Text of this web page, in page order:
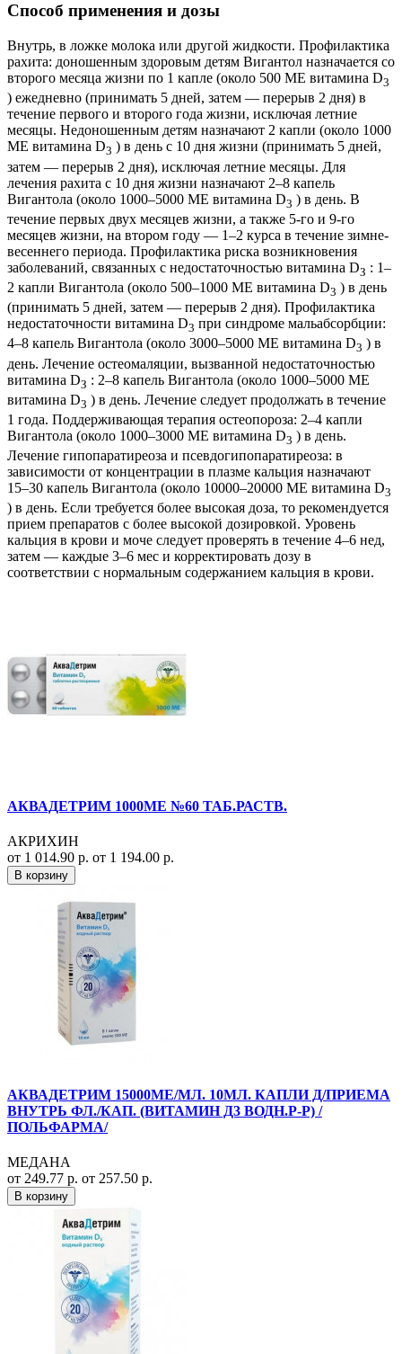
Способ применения и дозы
Внутрь, в ложке молока или другой жидкости. Профилактика
рахита: доношенным здоровым детям Вигантол назначается со
второго месяца жизни по 1 капле (около 500 ME витамина D3
) ежедневно (принимать 5 дней, затем — перерыв 2 дня) в
течение первого и второго года жизни, исключая летние
месяцы. Недоношенным детям назначают 2 капли (около 1000
МЕ витамина D3 ) в день с 10 дня жизни (принимать 5 дней,
затем — перерыв 2 дня), исключая летние месяцы. Для
лечения рахита с 10 дня жизни назначают 2–8 капель
Вигантола (около 1000–5000 ME витамина D3 ) в день. В
течение первых двух месяцев жизни, а также 5-го и 9-го
месяцев жизни, на втором году — 1–2 курса в течение зимне-
весеннего периода. Профилактика риска возникновения
заболеваний, связанных с недостаточностью витамина DЗ : 1–
2 капли Вигантола (около 500–1000 ME витамина D3 ) в день
(принимать 5 дней, затем — перерыв 2 дня). Профилактика
недостаточности витамина D3 при синдроме мальабсорбции:
4–8 капель Вигантола (около 3000–5000 МЕ витамина D3 ) в
день. Лечение остеомаляции, вызванной недостаточностью
витамина DЗ : 2–8 капель Вигантола (около 1000–5000 МЕ
витамина D3 ) в день. Лечение следует продолжать в течение
1 года. Поддерживающая терапия остеопороза: 2–4 капли
Вигантола (около 1000–3000 МЕ витамина D3 ) в день.
Лечение гипопаратиреоза и псевдогипопаратиреоза: в
зависимости от концентрации в плазме кальция назначают
15–30 капель Вигантола (около 10000–20000 ME витамина D3
) в день. Если требуется более высокая доза, то рекомендуется
прием препаратов с более высокой дозировкой. Уровень
кальция в крови и моче следует проверять в течение 4–6 нед,
затем — каждые 3–6 мес и корректировать дозу в
соответствии с нормальным содержанием кальция в крови.
АКВАДЕТРИМ 1000МЕ №60 ТАБ.РАСТВ.
АКРИХИН
от 1 014.90 р. от 1 194.00 р.
В корзину
АКВАДЕТРИМ 15000МЕ/МЛ. 10МЛ. КАПЛИ Д/ПРИЕМА
ВНУТРЬ ФЛ./КАП. (ВИТАМИН Д3 ВОДН.Р-Р) /
ПОЛЬФАРМА/
МЕДАНА
от 249.77 р. от 257.50 р.
В корзину